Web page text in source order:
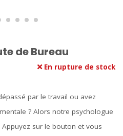
de Bureau
En rupture de stock
par le travail ou avez
? Alors notre psychologue
sur le bouton et vous